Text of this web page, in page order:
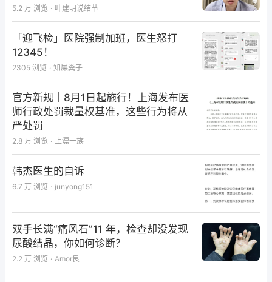
5.2 万 浏览 · 叶建明说结节
「迎飞检」医院强制加班，医生怒打
12345！
2305 浏览 · 知屎粪子
官方新规｜8月1日起施行！上海发布医
师行政处罚裁量权基准，这些行为将从
严处罚
2.8 万 浏览 · 上漂一族
韩杰医生的自诉
6.7 万 浏览 · junyong151
双手长满“痛风石”11 年，检查却没发现
尿酸结晶，你如何诊断？
2.2 万 浏览 · Amor良